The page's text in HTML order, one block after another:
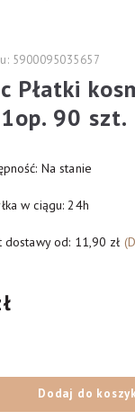
5900095035657
Płatki
90 szt.
Na stanie
w ciągu: 24h
dostawy od: 11,90 zł
Dodaj do